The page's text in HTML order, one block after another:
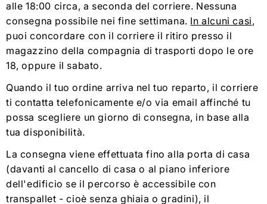
alle 18:00 circa, a seconda del corriere. Nessuna
consegna possibile nei fine settimana. In alcuni casi,
puoi concordare con il corriere il ritiro presso il
magazzino della compagnia di trasporti dopo le ore
18, oppure il sabato.
Quando il tuo ordine arriva nel tuo reparto, il corriere
ti contatta telefonicamente e/o via email affinché tu
possa scegliere un giorno di consegna, in base alla
tua disponibilità.
La consegna viene effettuata fino alla porta di casa
(davanti al cancello di casa o al piano inferiore
dell'edificio se il percorso è accessibile con
transpallet - cioè senza ghiaia o gradini), il